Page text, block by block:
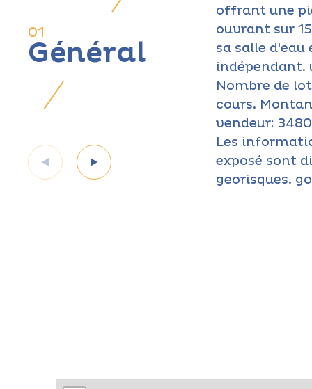
01
Général
offrant une
ouvrant sur
sa salle
indépendant.
Nombre de
cours.
vendeur:
Les
exposé sont
georisques.